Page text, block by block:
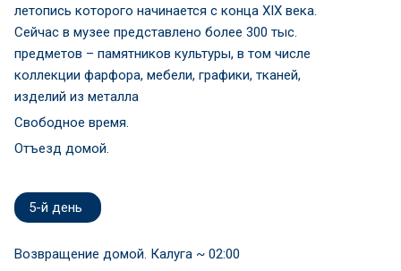
летопись которого начинается с конца XIX века.
Сейчас в музее представлено более 300 тыс.
предметов – памятников культуры, в том числе
коллекции фарфора, мебели, графики, тканей,
изделий из металла
Свободное время.
Отъезд домой.
5-й день
Возвращение домой. Калуга ~ 02:00